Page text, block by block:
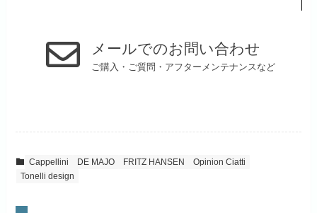
メールでのお問い合わせ
ご購入・ご質問・アフターメンテナンスなど
Cappellini DE MAJO FRITZ HANSEN
Opinion Ciatti
Tonelli design